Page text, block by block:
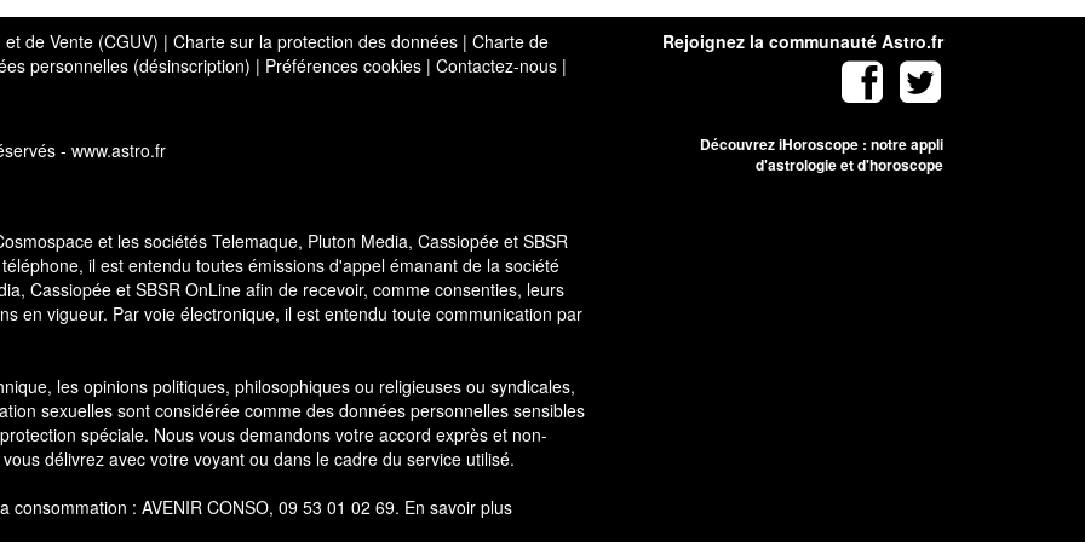
de Vente (CGUV) | Charte sur la protection des données | Charte de
personnelles (désinscription) | Préférences cookies | Contactez-nous |
- www.astro.fr
et les sociétés Telemaque, Pluton Media, Cassiopée et SBSR
il est entendu toutes émissions d'appel émanant de la société
Cassiopée et SBSR OnLine afin de recevoir, comme consenties, leurs
en vigueur. Par voie électronique, il est entendu toute communication par
les opinions politiques, philosophiques ou religieuses ou syndicales,
sexuelles sont considérée comme des données personnelles sensibles
spéciale. Nous vous demandons votre accord exprès et non-
délivrez avec votre voyant ou dans le cadre du service utilisé.
: AVENIR CONSO, 09 53 01 02 69. En savoir plus
Rejoignez la communauté Astro.fr
Découvrez iHoroscope : notre appli
d'astrologie et d'horoscope